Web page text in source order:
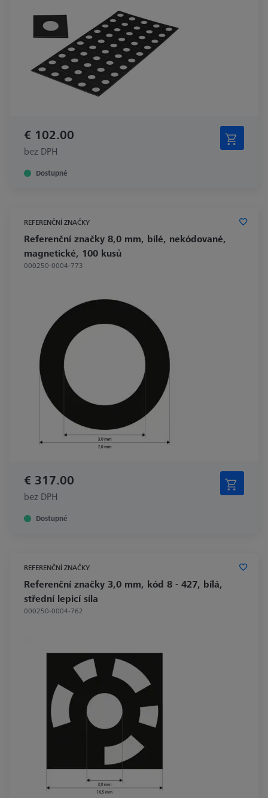
€ 102.00
bez DPH
Dostupné
REFERENČNÍ ZNAČKY
Referenční značky 8,0 mm, bílé, nekódované,
magnetické, 100 kusů
000250-0004-773
€ 317.00
bez DPH
Dostupné
REFERENČNÍ ZNAČKY
Referenční značky 3,0 mm, kód 8 - 427, bílá,
střední lepicí síla
000250-0004-762